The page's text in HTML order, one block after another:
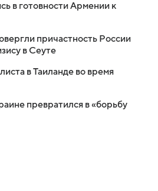
в готовности Армении к
причастность России
в Сеуте
в Таиланде во время
превратился в «борьбу